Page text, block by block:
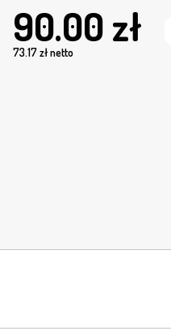
90.00 zł
73.17zł netto